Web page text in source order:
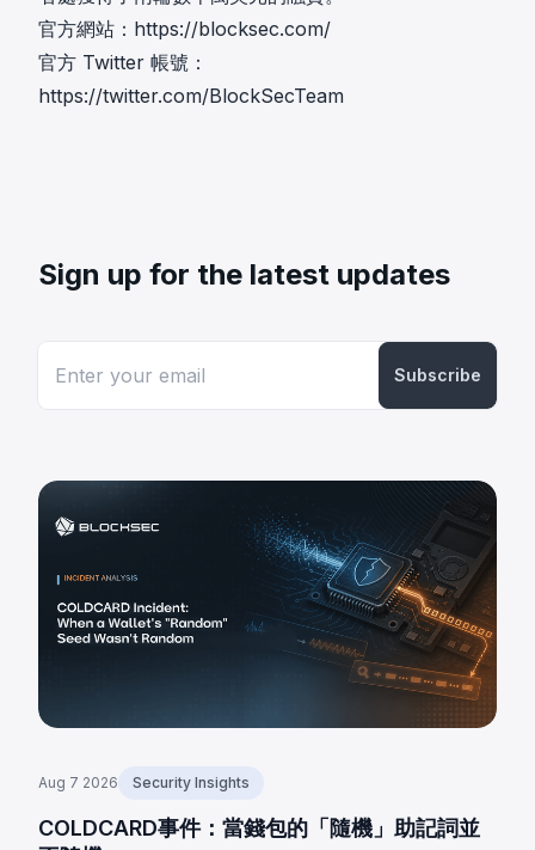
官方網站： https://blocksec.com/
官方 Twitter 帳號：
https://twitter.com/BlockSecTeam
Sign up for the latest updates
Subscribe
Aug 7 2026 Security Insights
COLDCARD事件：當錢包的「隨機」助記詞並